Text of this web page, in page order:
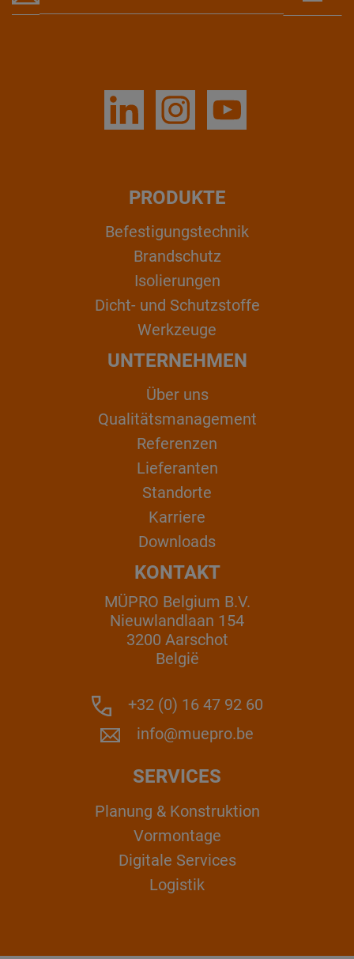
PRODUKTE
Befestigungstechnik
Brandschutz
Isolierungen
Dicht- und Schutzstoffe
Werkzeuge
UNTERNEHMEN
Über uns
Qualitätsmanagement
Referenzen
Lieferanten
Standorte
Karriere
Downloads
KONTAKT
MÜPRO Belgium B.V.
Nieuwlandlaan 154
3200 Aarschot
België
+32 (0) 16 47 92 60
info@muepro.be
SERVICES
Planung & Konstruktion
Vormontage
Digitale Services
Logistik